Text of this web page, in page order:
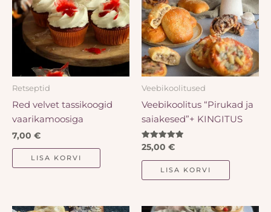
Retseptid
Red velvet tassikoogid
vaarikamoosiga
7,00 €
LISA KORVI
Veebikoolitused
Veebikoolitus “Pirukad ja
saiakesed”+ KINGITUS
Hinnanguga
5.00
/ 5
25,00 €
LISA KORVI